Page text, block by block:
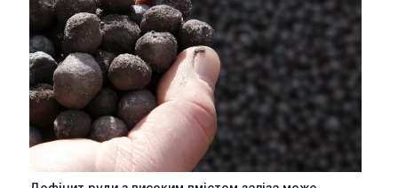
році.
Огляд
і
перспективи
Дефіцит